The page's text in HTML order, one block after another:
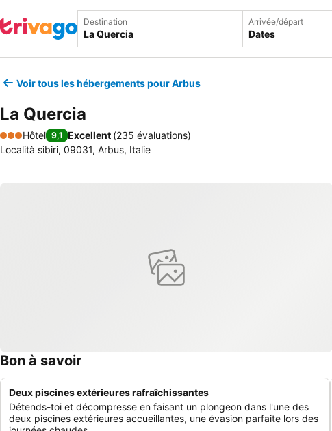
Destination Arrivée/départ
Dates
Voir tous les hébergements pour Arbus
La Quercia
3 Étoiles
Hôtel 9,1 Excellent (235 évaluations)
Località sibiri, 09031, Arbus, Italie
Bon à savoir
Deux piscines extérieures rafraîchissantes
Détends-toi et décompresse en faisant un plongeon dans l'une des
deux piscines extérieures accueillantes, une évasion parfaite lors des